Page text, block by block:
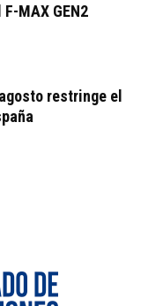
MAX GEN2
restringe el